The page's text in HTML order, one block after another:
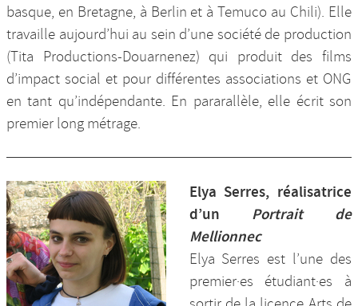
basque, en Bretagne, à Berlin et à Temuco au Chili). Elle
travaille aujourd’hui au sein d’une société de production
(Tita Productions-Douarnenez) qui produit des films
d’impact social et pour différentes associations et ONG
en tant qu’indépendante. En pararallèle, elle écrit son
premier long métrage.
Elya Serres, réalisatrice
d’un Portrait de
Mellionnec
Elya Serres est l’une des
premier·es étudiant·es à